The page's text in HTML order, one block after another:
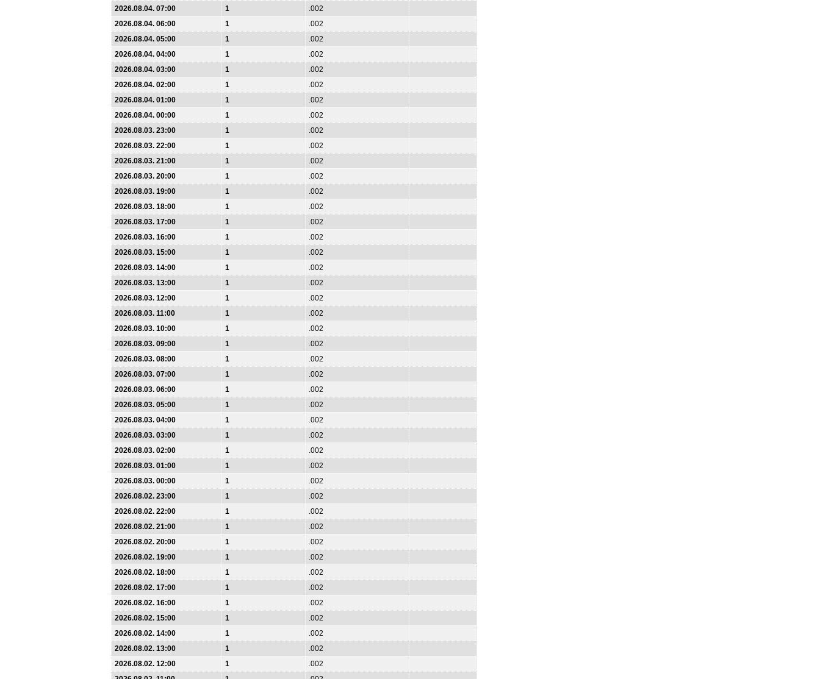
2026.08.04. 07:00
1
.002
2026.08.04. 06:00
1
.002
2026.08.04. 05:00
1
.002
2026.08.04. 04:00
1
.002
2026.08.04. 03:00
1
.002
2026.08.04. 02:00
1
.002
2026.08.04. 01:00
1
.002
2026.08.04. 00:00
1
.002
2026.08.03. 23:00
1
.002
2026.08.03. 22:00
1
.002
2026.08.03. 21:00
1
.002
2026.08.03. 20:00
1
.002
2026.08.03. 19:00
1
.002
2026.08.03. 18:00
1
.002
2026.08.03. 17:00
1
.002
2026.08.03. 16:00
1
.002
2026.08.03. 15:00
1
.002
2026.08.03. 14:00
1
.002
2026.08.03. 13:00
1
.002
2026.08.03. 12:00
1
.002
2026.08.03. 11:00
1
.002
2026.08.03. 10:00
1
.002
2026.08.03. 09:00
1
.002
2026.08.03. 08:00
1
.002
2026.08.03. 07:00
1
.002
2026.08.03. 06:00
1
.002
2026.08.03. 05:00
1
.002
2026.08.03. 04:00
1
.002
2026.08.03. 03:00
1
.002
2026.08.03. 02:00
1
.002
2026.08.03. 01:00
1
.002
2026.08.03. 00:00
1
.002
2026.08.02. 23:00
1
.002
2026.08.02. 22:00
1
.002
2026.08.02. 21:00
1
.002
2026.08.02. 20:00
1
.002
2026.08.02. 19:00
1
.002
2026.08.02. 18:00
1
.002
2026.08.02. 17:00
1
.002
2026.08.02. 16:00
1
.002
2026.08.02. 15:00
1
.002
2026.08.02. 14:00
1
.002
2026.08.02. 13:00
1
.002
2026.08.02. 12:00
1
.002